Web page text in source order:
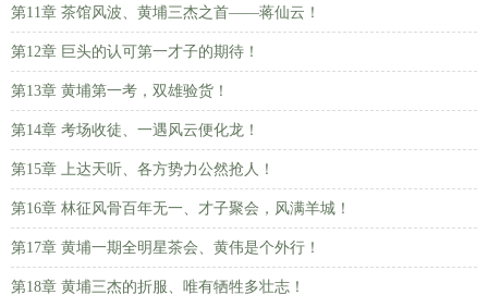
第11章 茶馆风波、黄埔三杰之首——蒋仙云！
第12章 巨头的认可第一才子的期待！
第13章 黄埔第一考，双雄验货！
第14章 考场收徒、一遇风云便化龙！
第15章 上达天听、各方势力公然抢人！
第16章 林征风骨百年无一、才子聚会，风满羊城！
第17章 黄埔一期全明星茶会、黄伟是个外行！
第18章 黄埔三杰的折服、唯有牺牲多壮志！